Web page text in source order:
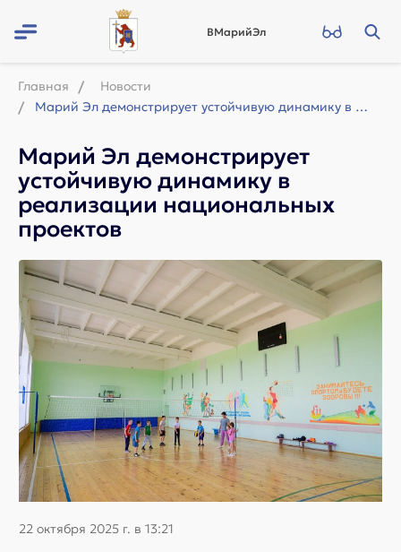
ВМарийЭл
Главная
Новости
Марий Эл демонстрирует устойчивую динамику в реализации национальных проектов
Марий Эл демонстрирует
устойчивую динамику в
реализации национальных
проектов
22 октября 2025 г. в 13:21